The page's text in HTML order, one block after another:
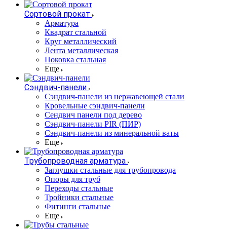
Сортовой прокат
Арматура
Квадрат стальной
Круг металлический
Лента металлическая
Поковка стальная
Еще
Сэндвич-панели
Cэндвич-панели из нержавеющей стали
Кровельные сэндвич-панели
Сендвич панели под дерево
Сэндвич-панели PIR (ПИР)
Сэндвич-панели из минеральной ваты
Еще
Трубопроводная арматура
Заглушки стальные для трубопровода
Опоры для труб
Переходы стальные
Тройники стальные
Фитинги стальные
Еще